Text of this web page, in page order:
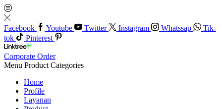
Facebook Youtube Twitter Instagram Whatssap
Tik-
tok
Pinterest
Corporate Order
Menu Product Categories
Home
Profile
Layanan